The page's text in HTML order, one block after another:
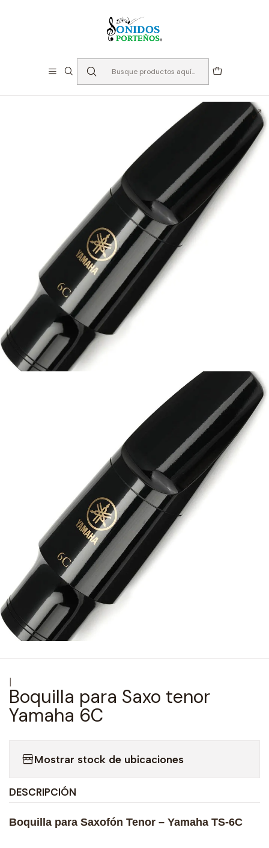
Instrumento de Viento
Accesorios Maderas
Boquilla para Saxo tenor Yamaha 6C
|
Boquilla para Saxo tenor
Yamaha 6C
Mostrar stock de ubicaciones
DESCRIPCIÓN
Boquilla para Saxofón Tenor – Yamaha TS-6C